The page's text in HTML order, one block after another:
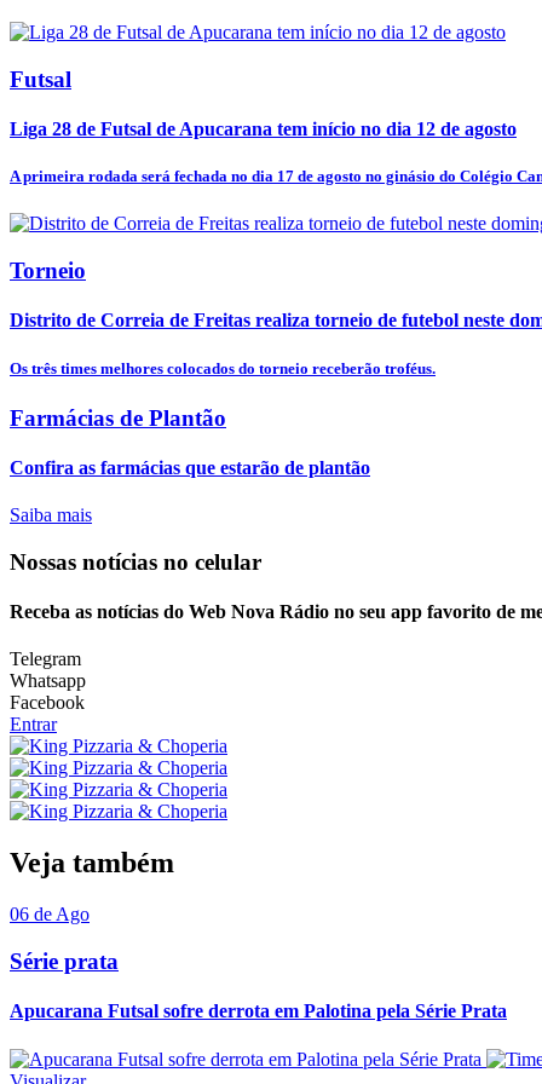
Futsal
Liga 28 de Futsal de Apucarana tem início no dia 12 de agosto
A primeira rodada será fechada no dia 17 de agosto no ginásio do Colégio
Torneio
Distrito de Correia de Freitas realiza torneio de futebol neste
Os três times melhores colocados do torneio receberão troféus.
Farmácias de Plantão
Confira as farmácias que estarão de plantão
Saiba mais
Nossas notícias no celular
Receba as notícias do Web Nova Rádio no seu app favorito de
Telegram
Whatsapp
Facebook
Entrar
Veja também
06 de Ago
Série prata
Apucarana Futsal sofre derrota em Palotina pela Série Prata